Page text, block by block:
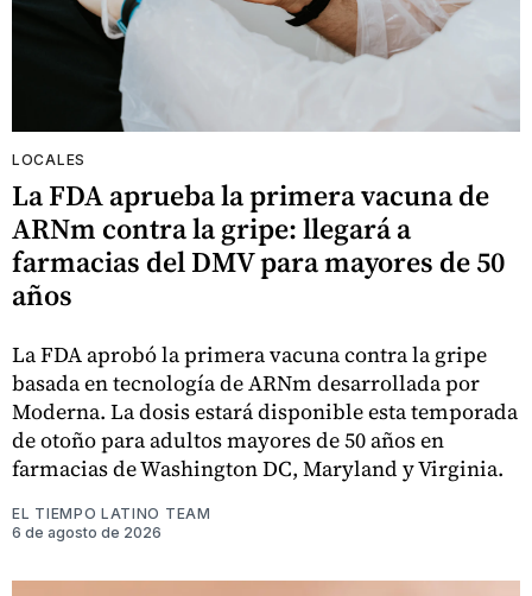
LOCALES
La FDA aprueba la primera vacuna de
ARNm contra la gripe: llegará a
farmacias del DMV para mayores de 50
años
La FDA aprobó la primera vacuna contra la gripe
basada en tecnología de ARNm desarrollada por
Moderna. La dosis estará disponible esta temporada
de otoño para adultos mayores de 50 años en
farmacias de Washington DC, Maryland y Virginia.
EL TIEMPO LATINO TEAM
6 de agosto de 2026